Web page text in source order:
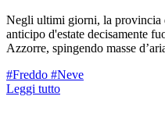
Negli ultimi giorni, la provincia
anticipo d'estate decisamente
Azzorre, spingendo masse
ben 19°C in alta quota.
sono decisamente oltre la media. Tuttavia, l'ultima parte della
#Freddo #Neve
Leggi tutto